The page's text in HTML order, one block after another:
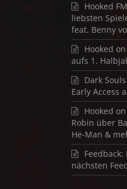
Hooked
liebsten
feat. Benny
Hooked
aufs 1.
Dark
Early Access
Hooked
Robin über
He-Man &
nächsten